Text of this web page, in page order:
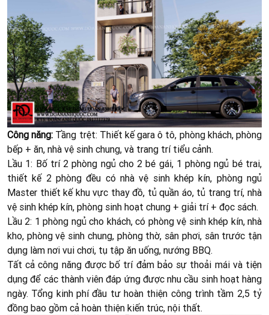
Công năng: Tầng trệt: Thiết kế gara ô tô, phòng khách, phòng
bếp + ăn, nhà vệ sinh chung, và trang trí tiểu cảnh.
Lầu 1: Bố trí 2 phòng ngủ cho 2 bé gái, 1 phòng ngủ bé trai,
thiết kế 2 phòng đều có nhà vệ sinh khép kín, phòng ngủ
Master thiết kế khu vực thay đồ, tủ quần áo, tủ trang trí, nhà
vệ sinh khép kín, phòng sinh hoạt chung + giải trí + đọc sách.
Lầu 2: 1 phòng ngủ cho khách, có phòng vệ sinh khép kín, nhà
kho, phòng vệ sinh chung, phòng thờ, sân phơi, sân trước tận
dụng làm nơi vui chơi, tụ tập ăn uống, nướng BBQ.
Tất cả công năng được bố trí đảm bảo sự thoải mái và tiện
dụng để các thành viên đáp ứng được nhu cầu sinh hoạt hàng
ngày. Tổng kinh phí đầu tư hoàn thiện công trình tầm 2,5 tỷ
đồng bao gồm cả hoàn thiện kiến trúc, nội thất.